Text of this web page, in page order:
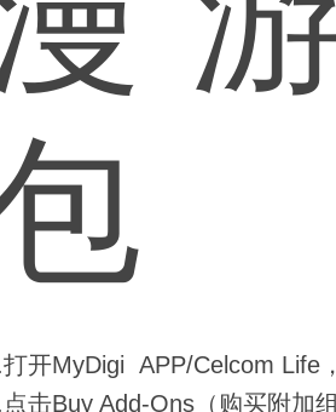
开MyDigi APP/Celcom Life
击Buy Add-Ons（购买附加组